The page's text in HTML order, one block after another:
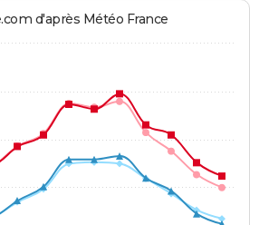
d'après Météo France